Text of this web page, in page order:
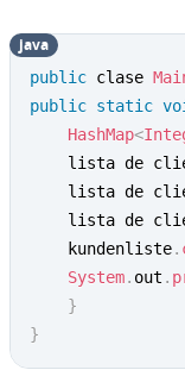
public clase
public static
HashMap<
lista de
lista de
lista de
	kundenliste
.
System. out .
}
}
java